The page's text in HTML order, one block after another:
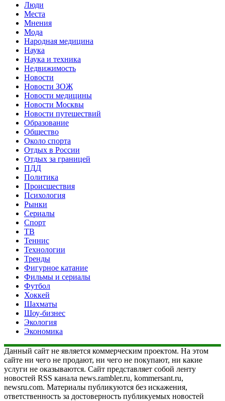
Люди
Места
Мнения
Мода
Народная медицина
Наука
Наука и техника
Недвижимость
Новости
Новости ЗОЖ
Новости медицины
Новости Москвы
Новости путешествий
Образование
Общество
Около спорта
Отдых в России
Отдых за границей
ПДД
Политика
Происшествия
Психология
Рынки
Сериалы
Спорт
ТВ
Теннис
Технологии
Тренды
Фигурное катание
Фильмы и сериалы
Футбол
Хоккей
Шахматы
Шоу-бизнес
Экология
Экономика
Данный сайт не является коммерческим проектом. На этом
сайте ни чего не продают, ни чего не покупают, ни какие
услуги не оказываются. Сайт представляет собой ленту
новостей RSS канала news.rambler.ru, kommersant.ru,
newsru.com. Материалы публикуются без искажения,
ответственность за достоверность публикуемых новостей